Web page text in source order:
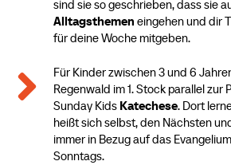
sind sie so geschrieben, dass sie
Alltagsthemen eingehen und dir
für deine Woche mitgeben.

Für Kinder zwischen 3 und 6
Regenwald im 1. Stock parallel zur
Sunday Kids Katechese. Dort
heißt sich selbst, den Nächsten
immer in Bezug auf das
Sonntags.